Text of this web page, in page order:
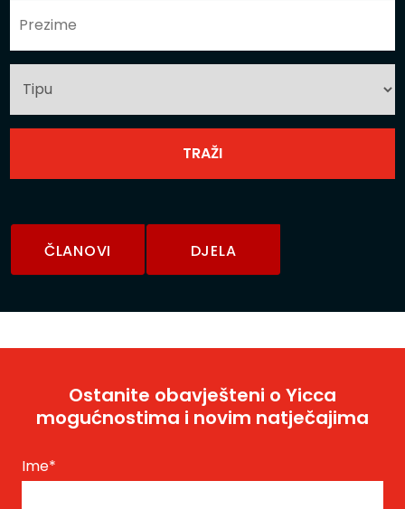
ČLANOVI DJELA
Ostanite obavješteni o Yicca
mogućnostima i novim natječajima
Ime*